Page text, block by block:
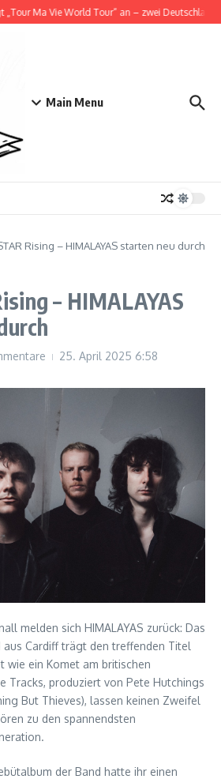
Ma Vie World Tour“ an – zwei
Main Menu
Rising – HIMALAYAS starten neu durch
– HIMALAYAS
25. April 2025 6:58
melden sich HIMALAYAS zurück: Das
aus Cardiff trägt den treffenden Titel
wie ein Komet am britischen
Tracks, produziert von Pete Hutchings
But Thieves), lassen keinen Zweifel
zu den spannendsten
der Band hatte ihr einen